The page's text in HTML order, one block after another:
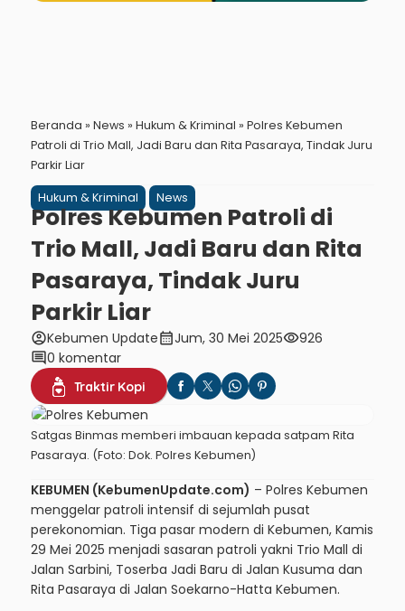
Beranda » News » Hukum & Kriminal » Polres Kebumen
Patroli di Trio Mall, Jadi Baru dan Rita Pasaraya, Tindak Juru
Parkir Liar
Hukum & Kriminal News
Polres Kebumen Patroli di
Trio Mall, Jadi Baru dan Rita
Pasaraya, Tindak Juru
Parkir Liar
account_circleKebumen Updatecalendar_monthJum, 30 Mei 2025visibility926
comment0 komentar
Traktir Kopi
Satgas Binmas memberi imbauan kepada satpam Rita
Pasaraya. (Foto: Dok. Polres Kebumen)
KEBUMEN (KebumenUpdate.com) – Polres Kebumen
menggelar patroli intensif di sejumlah pusat
perekonomian. Tiga pasar modern di Kebumen, Kamis
29 Mei 2025 menjadi sasaran patroli yakni Trio Mall di
Jalan Sarbini, Toserba Jadi Baru di Jalan Kusuma dan
Rita Pasaraya di Jalan Soekarno-Hatta Kebumen.